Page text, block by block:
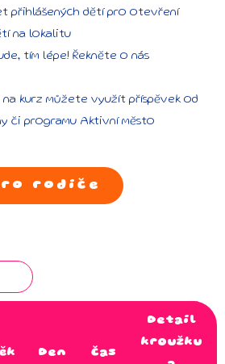
přihlášených dětí pro otevření
na lokalitu
tím lépe! Řekněte o nás
na kurz můžete využít příspěvek od
či programu Aktivní město
rodiče
Den Čas
Detail
kroužku